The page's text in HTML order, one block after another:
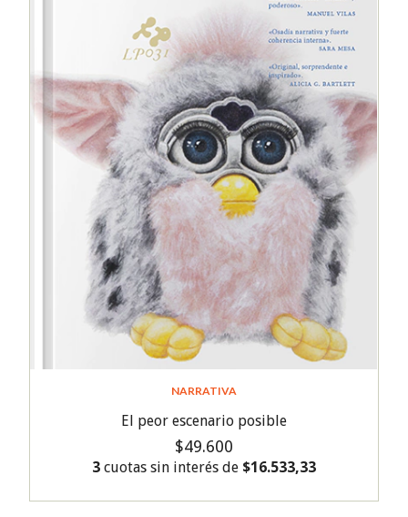
NARRATIVA
El peor escenario posible
$49.600
3 cuotas sin interés de $16.533,33